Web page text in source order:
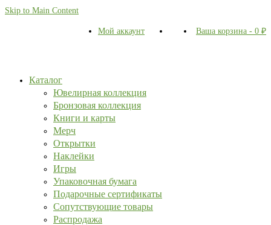
Skip to Main Content
Мой аккаунт Ваша корзина - 0 ₽
Каталог
Ювелирная коллекция
Бронзовая коллекция
Книги и карты
Мерч
Открытки
Наклейки
Игры
Упаковочная бумага
Подарочные сертификаты
Сопутствующие товары
Распродажа